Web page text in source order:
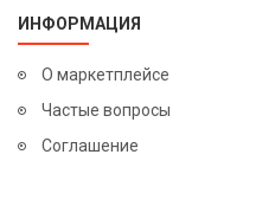
ИНФОРМАЦИЯ
О маркетплейсе
Частые вопросы
Соглашение